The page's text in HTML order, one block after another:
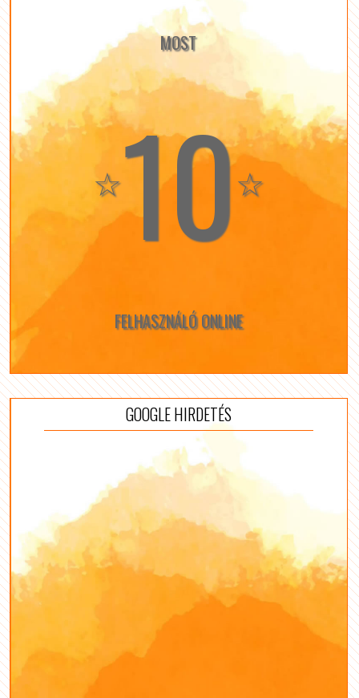
MOST
☆10☆
FELHASZNÁLÓ ONLINE
GOOGLE HIRDETÉS